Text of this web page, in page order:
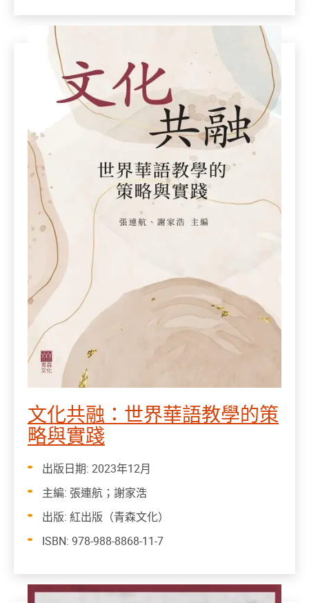
文化共融：世界華語教學的策
略與實踐
出版日期: 2023年12月
主編: 張連航；謝家浩
出版: 紅出版（青森文化）
ISBN: 978-988-8868-11-7